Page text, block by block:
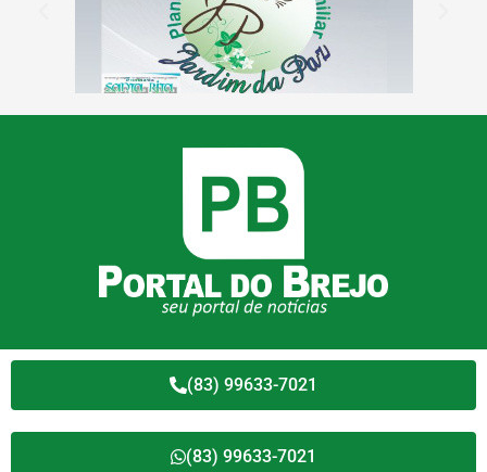
(83) 99633-7021
(83) 99633-7021